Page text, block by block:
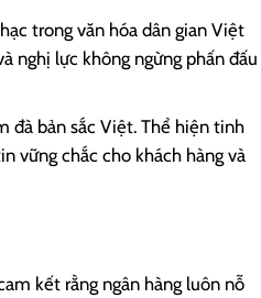
trong văn hóa dân gian Việt
nghị lực không ngừng phấn đấu
đà bản sắc Việt. Thể hiện tinh
vững chắc cho khách hàng và
kết rằng ngân hàng luôn nỗ